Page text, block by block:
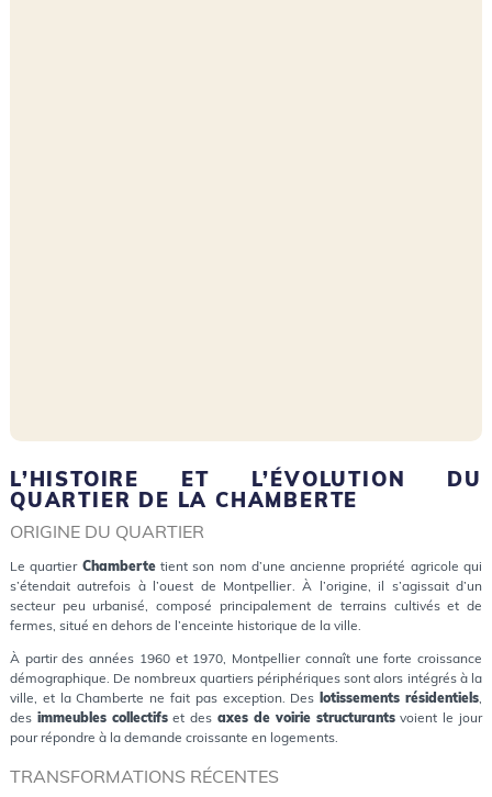
L’HISTOIRE ET L’ÉVOLUTION DU
QUARTIER DE LA CHAMBERTE
ORIGINE DU QUARTIER
Le quartier Chambertetient son nom d’une ancienne propriété agricole qui
s’étendait autrefois à l’ouest de Montpellier. À l’origine, il s’agissait d’un
secteur peu urbanisé, composé principalement de terrains cultivés et de
fermes, situé en dehors de l’enceinte historique de la ville.
À partir des années 1960 et 1970, Montpellier connaît une forte croissance
démographique. De nombreux quartiers périphériques sont alors intégrés à la
ville, et la Chamberte ne fait pas exception. Des lotissements résidentiels,
des immeubles collectifset desaxes de voirie structurantsvoient le jour
pour répondre à la demande croissante en logements.
TRANSFORMATIONS RÉCENTES